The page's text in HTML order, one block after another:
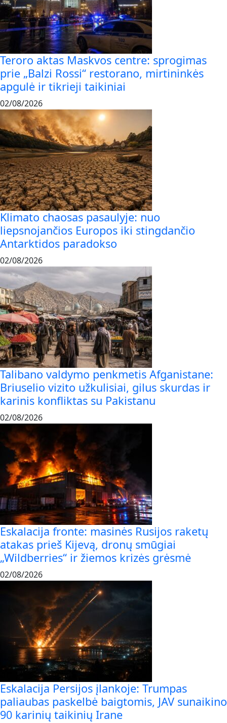
Teroro aktas Maskvos centre: sprogimas
prie „Balzi Rossi“ restorano, mirtininkės
apgulė ir tikrieji taikiniai
02/08/2026
Klimato chaosas pasaulyje: nuo
liepsnojančios Europos iki stingdančio
Antarktidos paradokso
02/08/2026
Talibano valdymo penkmetis Afganistane:
Briuselio vizito užkulisiai, gilus skurdas ir
karinis konfliktas su Pakistanu
02/08/2026
Eskalacija fronte: masinės Rusijos raketų
atakas prieš Kijevą, dronų smūgiai
„Wildberries“ ir žiemos krizės grėsmė
02/08/2026
Eskalacija Persijos įlankoje: Trumpas
paliaubas paskelbė baigtomis, JAV sunaikino
90 karinių taikinių Irane